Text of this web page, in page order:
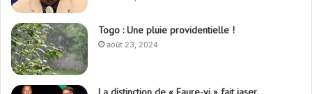
Togo : Une pluie providentielle !
août 23, 2024